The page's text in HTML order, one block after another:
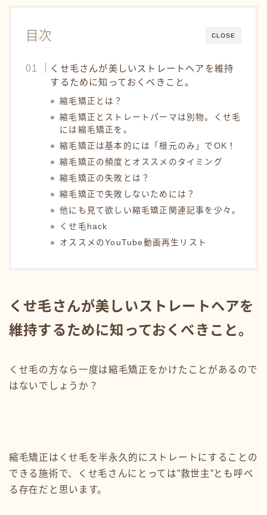
CLOSE
目次
くせ毛さんが美しいストレートヘアを維持
するために知っておくべきこと。
縮毛矯正とは？
縮毛矯正とストレートパーマは別物。くせ毛
には縮毛矯正を。
縮毛矯正は基本的には「根元のみ」でOK！
縮毛矯正の頻度とオススメのタイミング
縮毛矯正の失敗とは？
縮毛矯正で失敗しないためには？
他にも見て欲しい縮毛矯正関連記事を少々。
くせ毛hack
オススメのYouTube動画再生リスト
くせ毛さんが美しいストレートヘアを
維持するために知っておくべきこと。
くせ毛の方なら一度は縮毛矯正をかけたことがあるので
はないでしょうか？
縮毛矯正はくせ毛を半永久的にストレートにすることの
できる施術で、くせ毛さんにとっては”救世主”とも呼べ
る存在だと思います。